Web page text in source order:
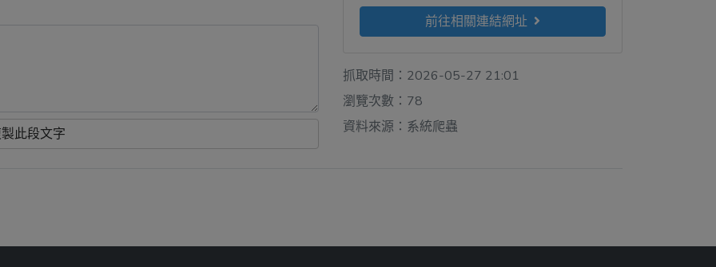
此段文字
前往相關連結網址
抓取時間：2026-05-27 21:01
瀏覽次數：78
資料來源：系統爬蟲